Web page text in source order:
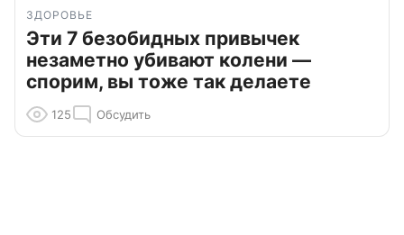
ЗДОРОВЬЕ
Эти 7 безобидных привычек
незаметно убивают колени —
спорим, вы тоже так делаете
125 Обсудить